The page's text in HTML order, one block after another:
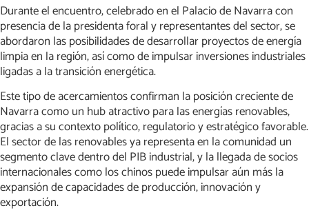
Durante el encuentro, celebrado en el Palacio de Navarra con
presencia de la presidenta foral y representantes del sector, se
abordaron las posibilidades de desarrollar proyectos de energía
limpia en la región, así como de impulsar inversiones industriales
ligadas a la transición energética.
Este tipo de acercamientos confirman la posición creciente de
Navarra como un hub atractivo para las energías renovables,
gracias a su contexto político, regulatorio y estratégico favorable.
El sector de las renovables ya representa en la comunidad un
segmento clave dentro del PIB industrial, y la llegada de socios
internacionales como los chinos puede impulsar aún más la
expansión de capacidades de producción, innovación y
exportación.